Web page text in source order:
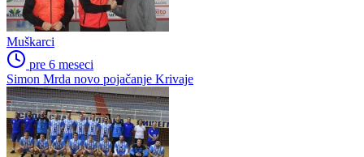
Muškarci
pre 6 meseci
Simon Mrda novo pojačanje Krivaje